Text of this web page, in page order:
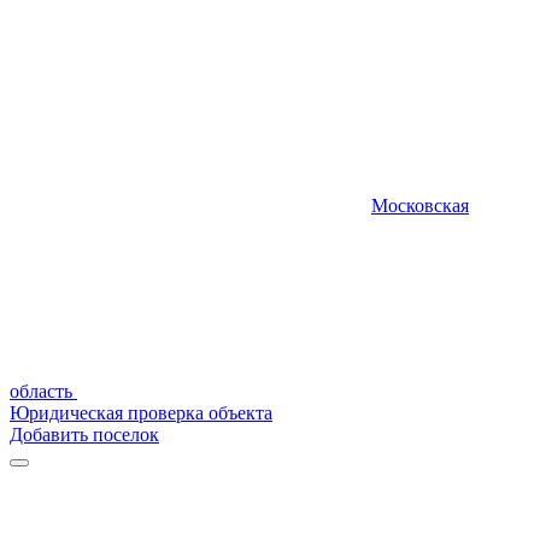
Московская
область
Юридическая проверка объекта
Добавить поселок